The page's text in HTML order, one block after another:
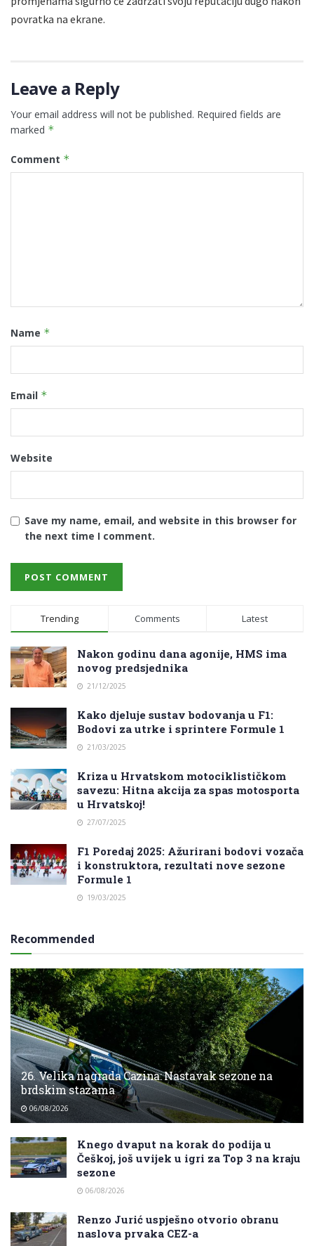
povratka na ekrane.
Leave a Reply
Your email address will not be published. Required fields are
marked *
Comment *
Name *
Email *
Website
Save my name, email, and website in this browser for
the next time I comment.
Trending Comments Latest
Nakon godinu dana agonije, HMS ima
novog predsjednika
21/12/2025
Kako djeluje sustav bodovanja u F1:
Bodovi za utrke i sprintere Formule 1
21/03/2025
Kriza u Hrvatskom motociklističkom
savezu: Hitna akcija za spas motosporta
u Hrvatskoj!
27/07/2025
F1 Poredaj 2025: Ažurirani bodovi vozača
i konstruktora, rezultati nove sezone
Formule 1
19/03/2025
Recommended
26. Velika nagrada Cazina: Nastavak sezone na
brdskim stazama
06/08/2026
Knego dvaput na korak do podija u
Češkoj, još uvijek u igri za Top 3 na kraju
sezone
06/08/2026
Renzo Jurić uspješno otvorio obranu
naslova prvaka CEZ-a